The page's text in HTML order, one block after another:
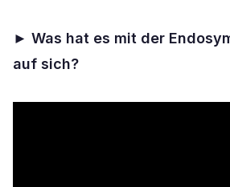
► Was hat es mit der
auf sich?